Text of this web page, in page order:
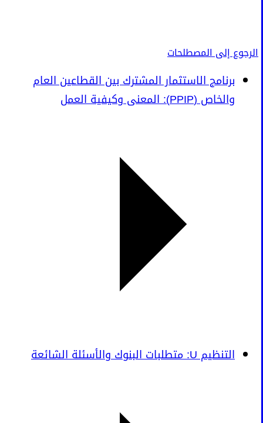
الرجوع إلى المصطلحات
برنامج الاستثمار المشترك بين القطاعين العام
والخاص (PPIP): المعنى وكيفية العمل
التنظيم U: متطلبات البنوك والأسئلة الشائعة